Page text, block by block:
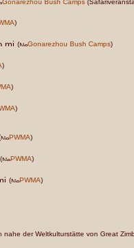
Gonarezhou Bush Camps
)
( Gonarezhou Bush Camps)
)
)
)
PWMA)
( PWMA)
( PWMA)
der Weltkulturstätte von Great